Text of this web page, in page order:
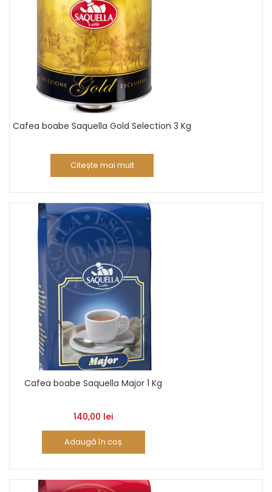
Cafea boabe Saquella Gold Selection 3 Kg
Citește mai mult
Cafea boabe Saquella Major 1 Kg
140,00 lei
Adaugă în coș